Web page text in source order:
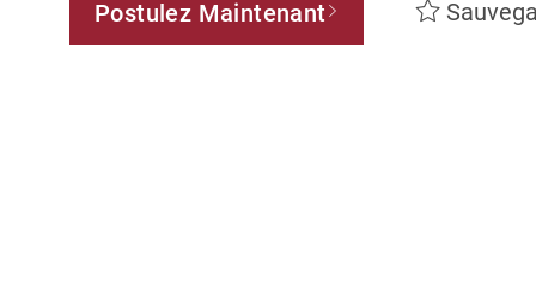
Postulez Maintenant